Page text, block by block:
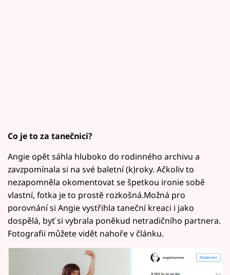
Co je to za tanečnici?
Angie opět sáhla hluboko do rodinného archivu a
zavzpomínala si na své baletní (k)roky. Ačkoliv to
nezapomněla okomentovat se špetkou ironie sobě
vlastní, fotka je to prostě rozkošná.Možná pro
porovnání si Angie vystřihla taneční kreaci i jako
dospělá, byť si vybrala poněkud netradičního partnera.
Fotografii můžete vidět nahoře v článku.